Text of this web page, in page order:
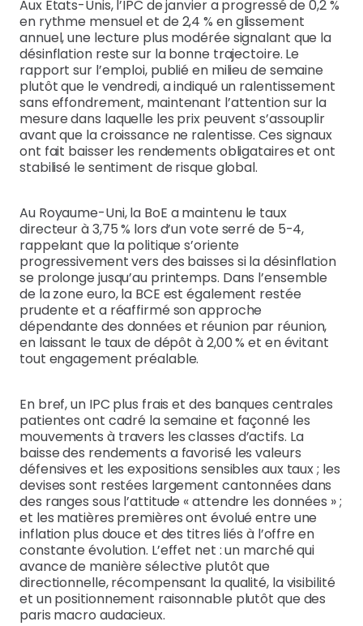
Aux États-Unis, l’IPC de janvier a progressé de 0,2 %
en rythme mensuel et de 2,4 % en glissement
annuel, une lecture plus modérée signalant que la
désinflation reste sur la bonne trajectoire. Le
rapport sur l’emploi, publié en milieu de semaine
plutôt que le vendredi, a indiqué un ralentissement
sans effondrement, maintenant l’attention sur la
mesure dans laquelle les prix peuvent s’assouplir
avant que la croissance ne ralentisse. Ces signaux
ont fait baisser les rendements obligataires et ont
stabilisé le sentiment de risque global.
Au Royaume-Uni, la BoE a maintenu le taux
directeur à 3,75 % lors d’un vote serré de 5-4,
rappelant que la politique s’oriente
progressivement vers des baisses si la désinflation
se prolonge jusqu’au printemps. Dans l’ensemble
de la zone euro, la BCE est également restée
prudente et a réaffirmé son approche
dépendante des données et réunion par réunion,
en laissant le taux de dépôt à 2,00 % et en évitant
tout engagement préalable.
En bref, un IPC plus frais et des banques centrales
patientes ont cadré la semaine et façonné les
mouvements à travers les classes d’actifs. La
baisse des rendements a favorisé les valeurs
défensives et les expositions sensibles aux taux ; les
devises sont restées largement cantonnées dans
des ranges sous l’attitude « attendre les données » ;
et les matières premières ont évolué entre une
inflation plus douce et des titres liés à l’offre en
constante évolution. L’effet net : un marché qui
avance de manière sélective plutôt que
directionnelle, récompensant la qualité, la visibilité
et un positionnement raisonnable plutôt que des
paris macro audacieux.